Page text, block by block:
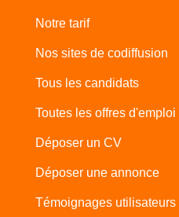
Notre tarif
Nos sites de codiffusion
Tous les candidats
Toutes les offres d'emploi
Déposer un CV
Déposer une annonce
Témoignages utilisateurs